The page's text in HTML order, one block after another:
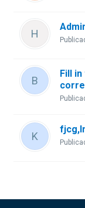
H
B
Fill
K